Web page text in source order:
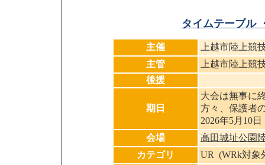
タイムテーブル
主催
上越市陸上競
主管
上越市陸上競
後援
期日
大会は無事に
方々、保護者
2026年5月10日
会場
高田城址公園
カテゴリ
UR (WRk対象